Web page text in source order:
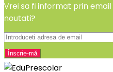
Vrei sa fi informat prin
noutati?